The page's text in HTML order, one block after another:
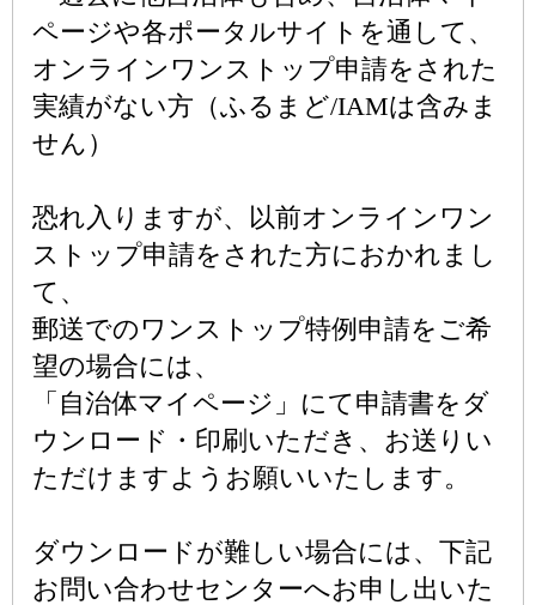
ページや各ポータルサイトを通して、
オンラインワンストップ申請をされた
実績がない方（ふるまど/IAMは含みま
せん）
恐れ入りますが、以前オンラインワン
ストップ申請をされた方におかれまし
て、
郵送でのワンストップ特例申請をご希
望の場合には、
「自治体マイページ」にて申請書をダ
ウンロード・印刷いただき、お送りい
ただけますようお願いいたします。
ダウンロードが難しい場合には、下記
お問い合わせセンターへお申し出いた